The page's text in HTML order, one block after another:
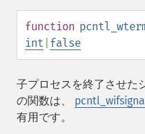
function
int false
子プロセスを終了させた
の関数は、
有用です。